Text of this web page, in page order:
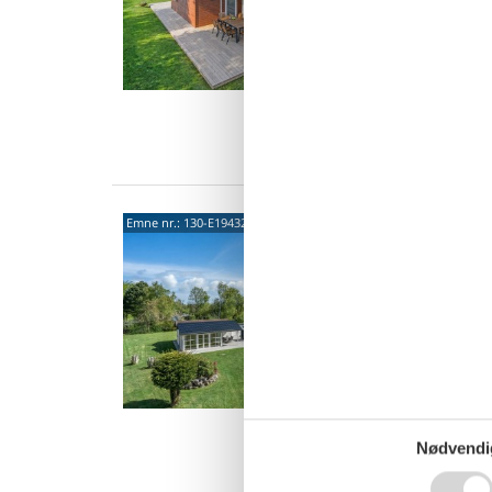
Emne nr.: 130-E19432